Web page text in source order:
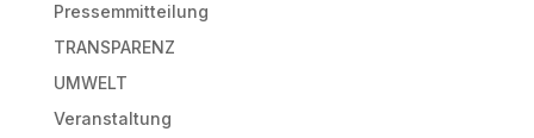
Pressemmitteilung
TRANSPARENZ
UMWELT
Veranstaltung